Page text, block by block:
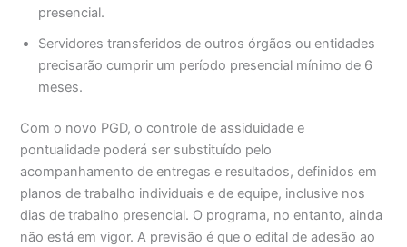
presencial.
Servidores transferidos de outros órgãos ou entidades
precisarão cumprir um período presencial mínimo de 6
meses.
Com o novo PGD, o controle de assiduidade e
pontualidade poderá ser substituído pelo
acompanhamento de entregas e resultados, definidos em
planos de trabalho individuais e de equipe, inclusive nos
dias de trabalho presencial. O programa, no entanto, ainda
não está em vigor. A previsão é que o edital de adesão ao